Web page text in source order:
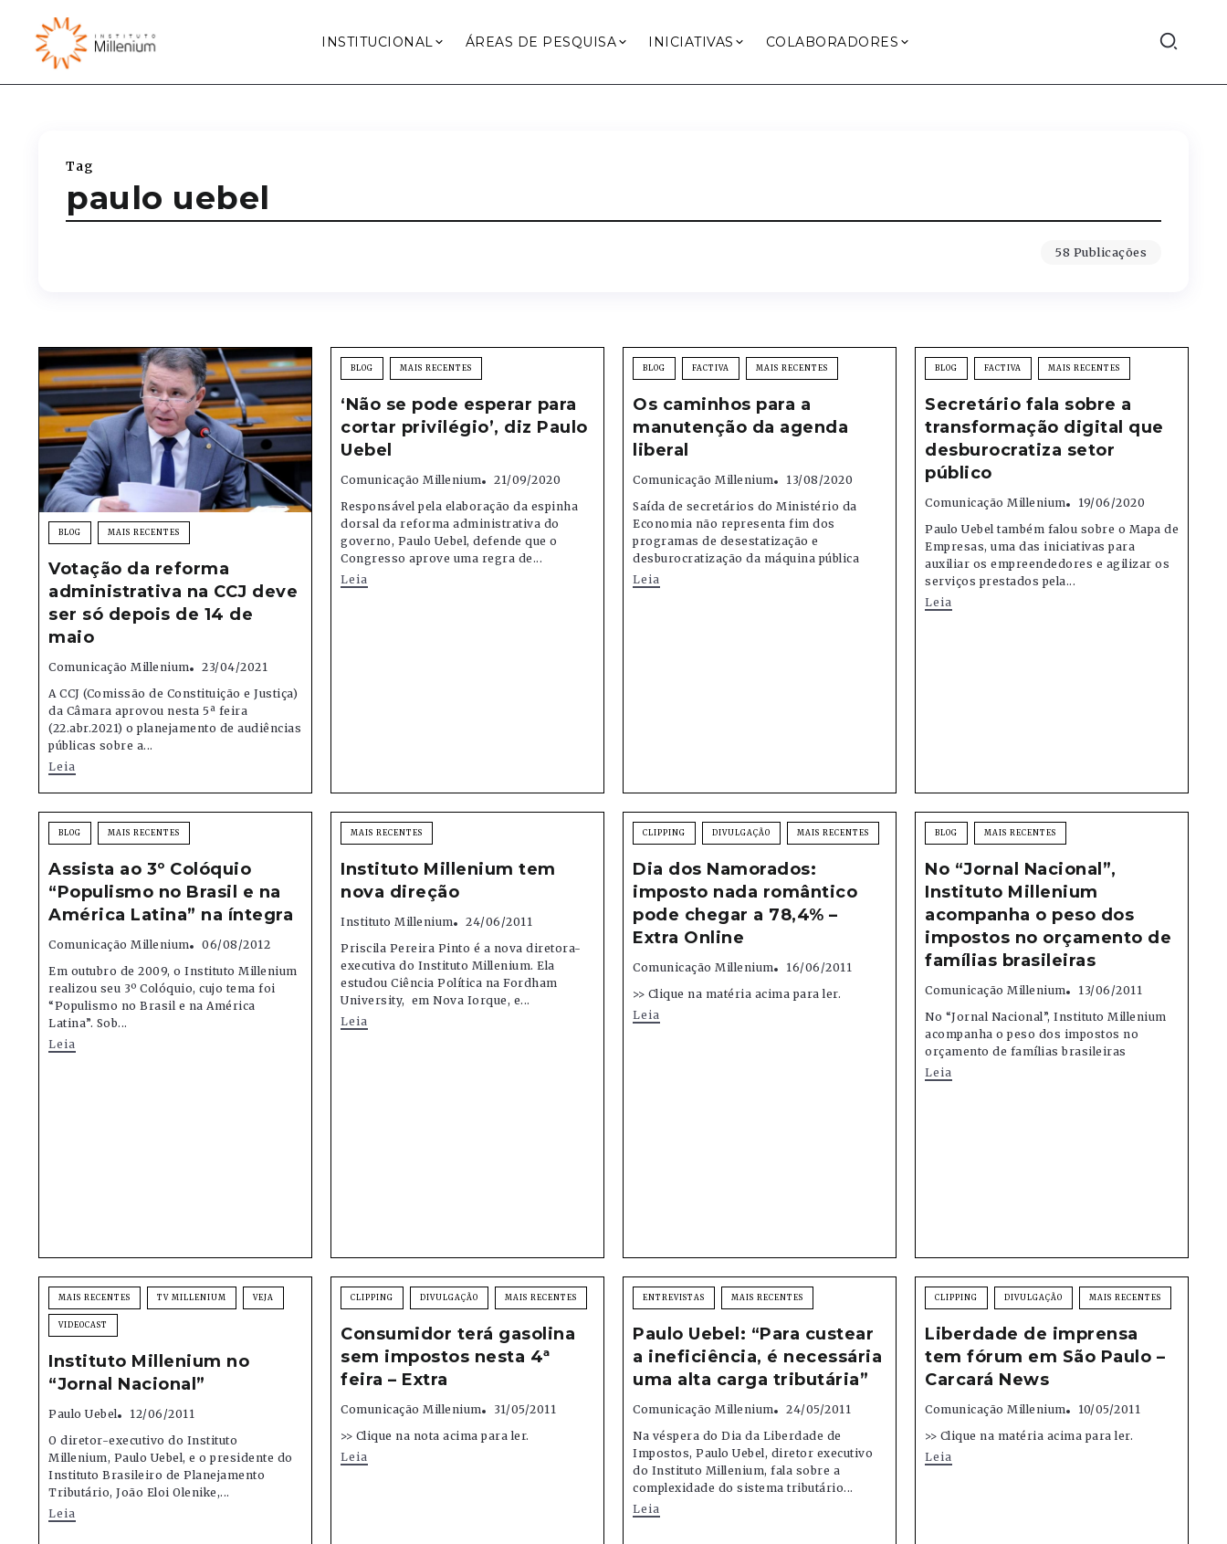
INSTITUCIONAL ÁREAS DE PESQUISA INICIATIVAS COLABORADORES
Tag
paulo uebel
58 Publicações
BLOG MAIS RECENTES
Votação da reforma
administrativa na CCJ deve
ser só depois de 14 de
maio
Comunicação Millenium
23/04/2021
A CCJ (Comissão de Constituição e Justiça)
da Câmara aprovou nesta 5ª feira
(22.abr.2021) o planejamento de audiências
públicas sobre a...
Leia
BLOG MAIS RECENTES
‘Não se pode esperar para
cortar privilégio’, diz Paulo
Uebel
Comunicação Millenium
21/09/2020
Responsável pela elaboração da espinha
dorsal da reforma administrativa do
governo, Paulo Uebel, defende que o
Congresso aprove uma regra de...
Leia
BLOG FACTIVA MAIS RECENTES
Os caminhos para a
manutenção da agenda
liberal
Comunicação Millenium
13/08/2020
Saída de secretários do Ministério da
Economia não representa fim dos
programas de desestatização e
desburocratização da máquina pública
Leia
BLOG FACTIVA MAIS RECENTES
Secretário fala sobre a
transformação digital que
desburocratiza setor
público
Comunicação Millenium
19/06/2020
Paulo Uebel também falou sobre o Mapa de
Empresas, uma das iniciativas para
auxiliar os empreendedores e agilizar os
serviços prestados pela...
Leia
BLOG MAIS RECENTES
Assista ao 3º Colóquio
“Populismo no Brasil e na
América Latina” na íntegra
Comunicação Millenium
06/08/2012
Em outubro de 2009, o Instituto Millenium
realizou seu 3º Colóquio, cujo tema foi
“Populismo no Brasil e na América
Latina”. Sob...
Leia
MAIS RECENTES
Instituto Millenium tem
nova direção
Instituto Millenium
24/06/2011
Priscila Pereira Pinto é a nova diretora-
executiva do Instituto Millenium. Ela
estudou Ciência Política na Fordham
University, em Nova Iorque, e...
Leia
CLIPPING DIVULGAÇÃO MAIS RECENTES
Dia dos Namorados:
imposto nada romântico
pode chegar a 78,4% –
Extra Online
Comunicação Millenium
16/06/2011
>> Clique na matéria acima para ler.
Leia
BLOG MAIS RECENTES
No “Jornal Nacional”,
Instituto Millenium
acompanha o peso dos
impostos no orçamento de
famílias brasileiras
Comunicação Millenium
13/06/2011
No “Jornal Nacional”, Instituto Millenium
acompanha o peso dos impostos no
orçamento de famílias brasileiras
Leia
MAIS RECENTES TV MILLENIUM VEJA
VIDEOCAST
Instituto Millenium no
“Jornal Nacional”
Paulo Uebel
12/06/2011
O diretor-executivo do Instituto
Millenium, Paulo Uebel, e o presidente do
Instituto Brasileiro de Planejamento
Tributário, João Eloi Olenike,...
Leia
CLIPPING DIVULGAÇÃO MAIS RECENTES
Consumidor terá gasolina
sem impostos nesta 4ª
feira – Extra
Comunicação Millenium
31/05/2011
>> Clique na nota acima para ler.
Leia
ENTREVISTAS MAIS RECENTES
Paulo Uebel: “Para custear
a ineficiência, é necessária
uma alta carga tributária”
Comunicação Millenium
24/05/2011
Na véspera do Dia da Liberdade de
Impostos, Paulo Uebel, diretor executivo
do Instituto Millenium, fala sobre a
complexidade do sistema tributário...
Leia
CLIPPING DIVULGAÇÃO MAIS RECENTES
Liberdade de imprensa
tem fórum em São Paulo –
Carcará News
Comunicação Millenium
10/05/2011
>> Clique na matéria acima para ler.
Leia